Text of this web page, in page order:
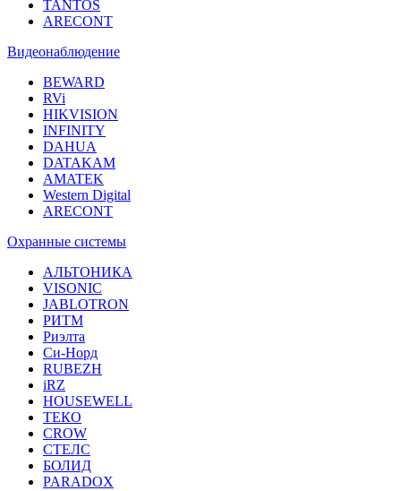
TANTOS
ARECONT
Видеонаблюдение
BEWARD
RVi
HIKVISION
INFINITY
DAHUA
DATAKAM
AMATEK
Western Digital
ARECONT
Охранные системы
АЛЬТОНИКА
VISONIC
JABLOTRON
РИТМ
Риэлта
Си-Норд
RUBEZH
iRZ
HOUSEWELL
ТЕКО
CROW
СТЕЛС
БОЛИД
PARADOX